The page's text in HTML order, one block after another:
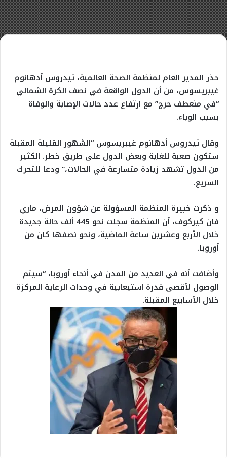
حذر المدير العام لمنظمة الصحة العالمية، تيدروس أدهانوم
غيبريسوس، من أن الدول الواقعة في نصف الكرة الشمالي
“في منعطف حرج” مع ارتفاع عدد حالات الإصابة والوفاة
بسبب الوباء.
وقال تيدروس أدهانوم غيبريسوس “الشهور القليلة المقبلة
ستكون صعبة للغاية وبعض الدول على طريق خطر. الكثير
من الدول تشهد زيادة متسارعة في الحالات،” ودعا للتحرك
السريع.
و ذكرت خبيرة المنظمة المسؤولة عن شؤون المرض، ماري
فان كيركوف، أن المنظمة سجلت نحو 445 ألف حالة جديدة
خلال الأربع وعشرين ساعة الماضية، ونحو نصفها كان من
أوروبا.
وأضافت أنه في العديد من المدن في أنحاء أوروبا، “سيتم
الوصول لأقصى قدرة استيعابية في وحدات الرعاية المركزة
خلال الأسابيع المقبلة.